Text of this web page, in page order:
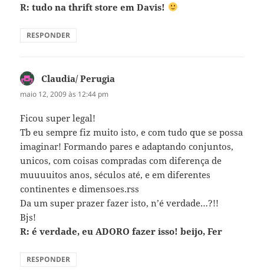
R: tudo na thrift store em Davis!
RESPONDER
Claudia/ Perugia
maio 12, 2009 às 12:44 pm
Ficou super legal!
Tb eu sempre fiz muito isto, e com tudo que se possa
imaginar! Formando pares e adaptando conjuntos,
unicos, com coisas compradas com diferença de
muuuuitos anos, séculos até, e em diferentes
continentes e dimensoes.rss
Da um super prazer fazer isto, n’é verdade…?!!
Bjs!
R: é verdade, eu ADORO fazer isso! beijo, Fer
RESPONDER